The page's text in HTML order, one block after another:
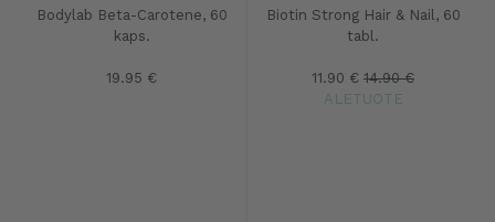
Bodylab Beta-Carotene, 60
kaps.
19.95 €
Biotin Strong Hair & Nail, 60
tabl.
11.90 € 14.90 €
ALETUOTE